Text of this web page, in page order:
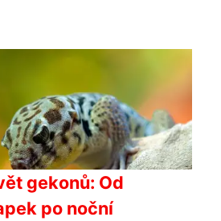
gekonů: Od
po noční